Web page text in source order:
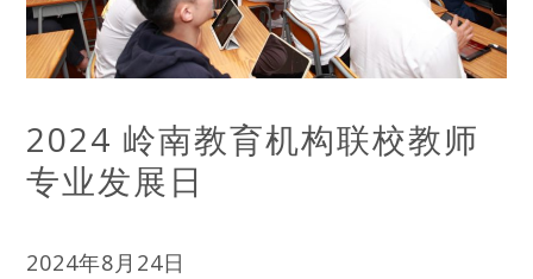
2024 岭南教育机构联校教师
专业发展日
2024年8月24日